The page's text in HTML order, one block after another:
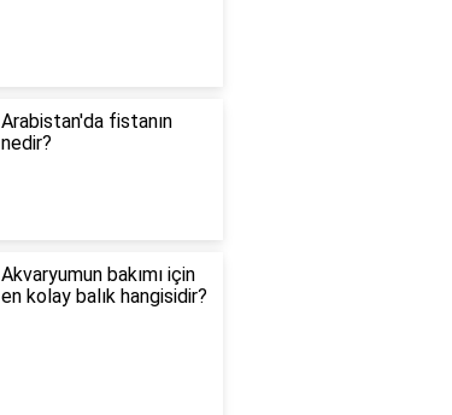
Arabistan'da fistanın
nedir?
Akvaryumun bakımı için
en kolay balık hangisidir?